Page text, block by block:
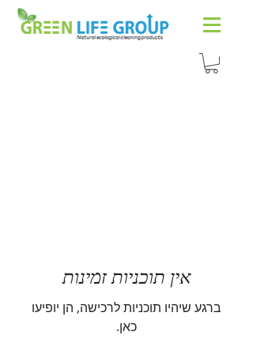
אין תוכניות זמינות
ברגע שיהיו תוכניות לרכישה, הן יופיעו
כאן.